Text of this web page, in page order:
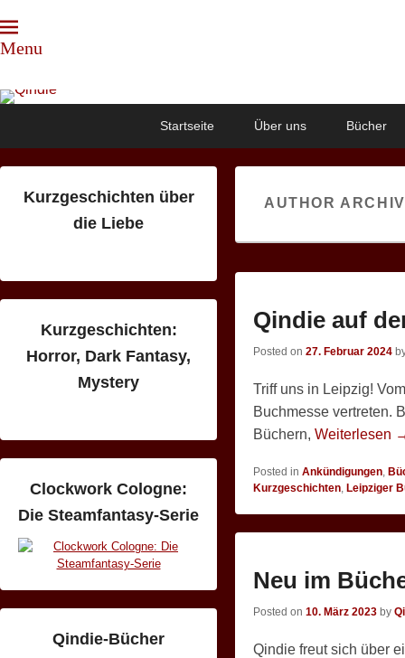
Menu
Qindie
Das Autorenkorrektiv
Startseite Über uns Bücher
AUTHOR
Qindie auf
Posted on 27. Februar 2024
Triff uns in Leipzig!
Buchmesse vertreten.
Büchern, Weiterlesen
Posted in Ankündigungen
Kurzgeschichten Leipziger
Neu im
Posted on 10. März 2023 by
Qindie freut sich über
Kurzgeschichten über
die Liebe
Kurzgeschichten:
Horror, Dark Fantasy,
Mystery
Clockwork Cologne:
Die Steamfantasy-Serie
Qindie-Bücher